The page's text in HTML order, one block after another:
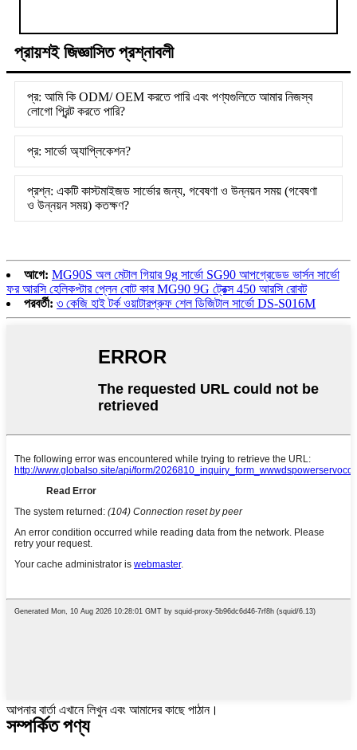
প্রায়শই জিজ্ঞাসিত প্রশ্নাবলী
প্র: আমি কি ODM/ OEM করতে পারি এবং পণ্যগুলিতে আমার নিজস্ব
লোগো প্রিন্ট করতে পারি?
প্র: সার্ভো অ্যাপ্লিকেশন?
প্রশ্ন: একটি কাস্টমাইজড সার্ভোর জন্য, গবেষণা ও উন্নয়ন সময় (গবেষণা
ও উন্নয়ন সময়) কতক্ষণ?
আগে: MG90S অল মেটাল গিয়ার 9g সার্ভো SG90 আপগ্রেডেড ভার্সন সার্ভো
ফর আরসি হেলিকপ্টার প্লেন বোট কার MG90 9G ট্রেক্স 450 আরসি রোবট
পরবর্তী: ৩ কেজি হাই টর্ক ওয়াটারপ্রুফ শেল ডিজিটাল সার্ভো DS-S016M
আপনার বার্তা এখানে লিখুন এবং আমাদের কাছে পাঠান।
সম্পর্কিত পণ্য